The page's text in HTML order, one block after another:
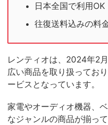
日本全国で利用OK
往復送料込みの料
レンティオは、2024年2
広い商品を取り扱ってお
ービスとなっています。
家電やオーディオ機器、
なジャンルの商品が揃っ